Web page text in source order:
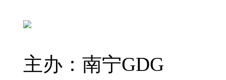
主办：南宁GDG